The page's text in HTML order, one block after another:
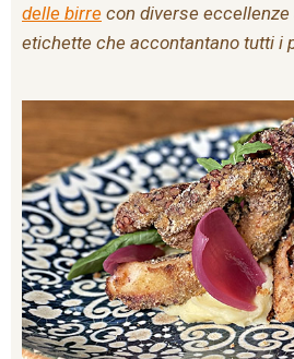
delle birre con diverse
etichette che accontantano tutti i